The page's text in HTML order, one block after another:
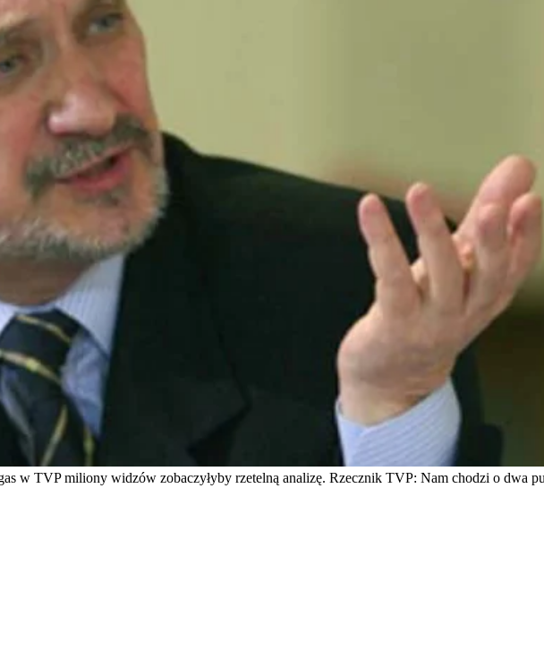
w TVP miliony widzów zobaczyłyby rzetelną analizę. Rzecznik TVP: Nam chodzi o dwa